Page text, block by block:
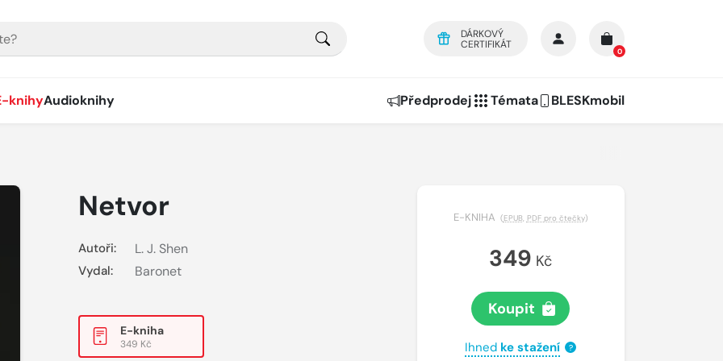
DÁRKOVÝ
CERTIFIKÁT
0
knihyAudioknihy Předprodej Témata BLESKmobil
Netvor
Autoři: L. J. Shen
Vydal: Baronet
E-kniha
349 Kč
E-KNIHA (EPUB, PDF pro čtečky)
349 Kč
Koupit
Ihned ke stažení ?